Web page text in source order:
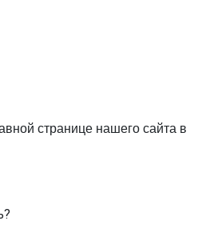
странице нашего сайта в